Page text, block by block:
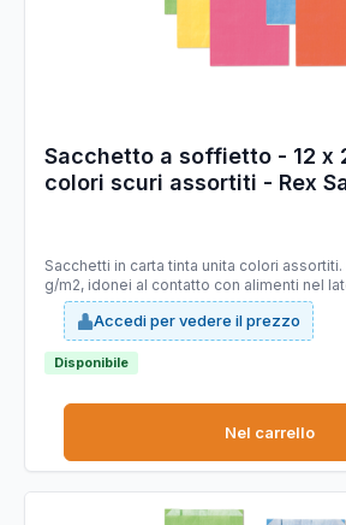
Sacchetto a soffietto - 12 x
colori scuri assortiti - Rex
Sacchetti in carta tinta unita colori
g/m2, idonei al contatto con alimenti nel
Accedi per vedere il prezzo
Disponibile
Nel carrello